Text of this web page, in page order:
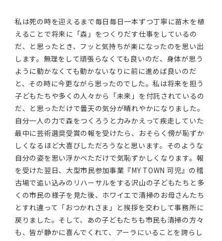
私は死の時を迎えるまで毎日毎日一本ずつ丁寧に苗木を植
えることで将来に「森」をつくりだす仕事をしているの
だ、と思ったとき、フッと気持ちが楽になったのを思い出
します。無理をして頑張らなくても良いのだ、身体が思う
ように動かなくても動かないなりに前に進めば良いのだ
と、その時に今更ながら思ったのでした。私は将来を担う
子どもたちや多くの人々から「未来」を付託されているの
だ、と思っただけで曇天の気分が晴れやかになりました。
自分一人の力で森をつくろうと力みかえって疾走していた
最中に芸術選奨受賞の報を受けたら、おそらく傍が恥ずか
しくなるほど大喜びしただろうなと思います。そのような
自分の姿を思い浮かべただけで気恥ずかしくなります。報
を受けた翌日、大型市民参加事業『MY TOWN 可児』の稽
古場で追い込みのリハーサルをする沢山の子どもたちと多
くの市民の様子を見た後、ホワイエで清掃のお母さんたち
とすれ違って「おつかれさま」と挨拶を交わして事務所に
戻りました。そして、あの子どもたちも市民も清掃の方々
も、皆が静かに喜んでくれて、アーラにいることを誇らし